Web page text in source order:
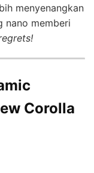
menyenangkan
nano memberi
Corolla